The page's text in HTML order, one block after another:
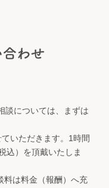
談については、まずは
ていただきます。1時間
込）を頂戴いたしま
料は料金（報酬）へ充